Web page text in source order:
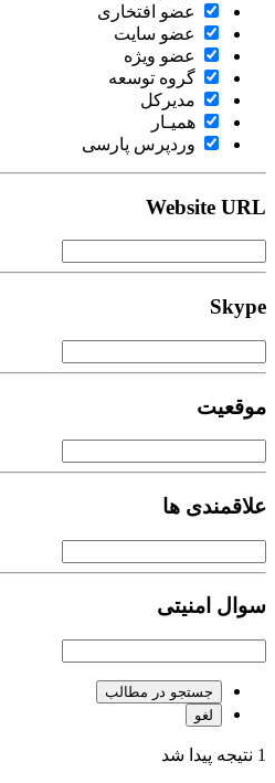
عضو افتخاری
عضو سایت
عضو ویژه
گروه توسعه
مدیرکل
همیـار
وردپرس پارسی
Website URL
Skype
موقعیت
علاقمندی ها
سوال امنیتی
جستجو در مطالب
لغو
1 نتیجه پیدا شد